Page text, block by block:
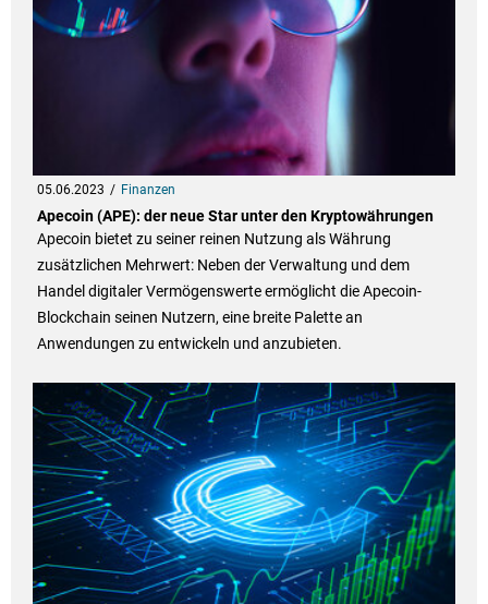
05.06.2023 Finanzen
Apecoin (APE): der neue Star unter den Kryptowährungen
Apecoin bietet zu seiner reinen Nutzung als Währung
zusätzlichen Mehrwert: Neben der Verwaltung und dem
Handel digitaler Vermögenswerte ermöglicht die Apecoin-
Blockchain seinen Nutzern, eine breite Palette an
Anwendungen zu entwickeln und anzubieten.